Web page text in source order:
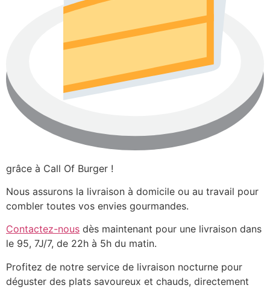
grâce à Call Of Burger !
Nous assurons la livraison à domicile ou au travail pour
combler toutes vos envies gourmandes.
Contactez-nous dès maintenant pour une livraison dans
le 95, 7J/7, de 22h à 5h du matin.
Profitez de notre service de livraison nocturne pour
déguster des plats savoureux et chauds, directement